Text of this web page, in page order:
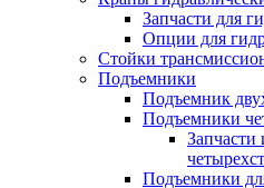
Запчасти для
Опции для
Стойки
Подъемники
Подъемник
Подъемники
Запчасти
Подъемники